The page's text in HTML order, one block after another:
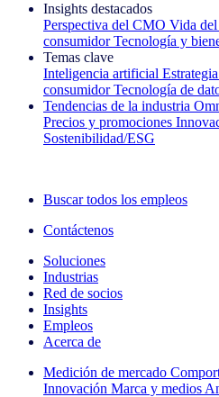
Insights destacados
Perspectiva del CMO Vida
consumidor Tecnología y
Temas clave
Inteligencia artificial
consumidor Tecnología de
Tendencias de la industria
Precios y promociones
Sostenibilidad/ESG
Buscar todos los empleos
Contáctenos
Soluciones
Industrias
Red de socios
Insights
Empleos
Acerca de
Medición de mercado
Innovación Marca y medios